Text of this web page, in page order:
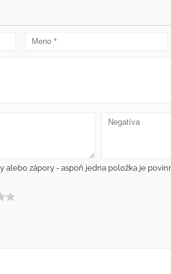
alebo zápory - aspoň jedna položka je